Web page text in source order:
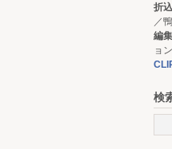
折
／
編
ョン
検